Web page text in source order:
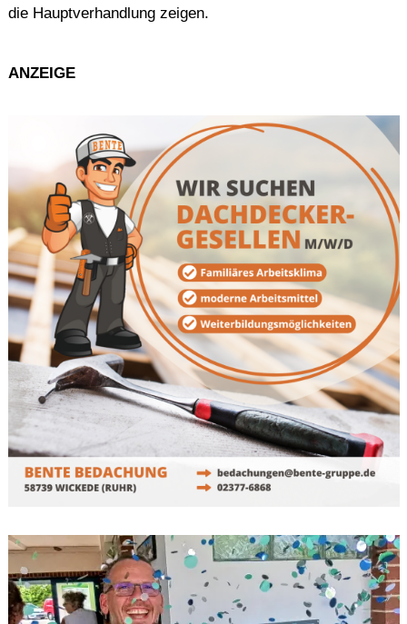
die Hauptverhandlung zeigen.
ANZEIGE